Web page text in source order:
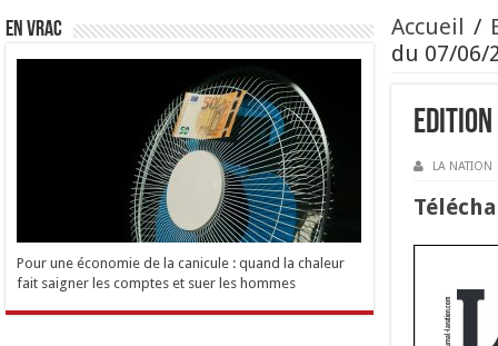
Accueil /
du 07/06/
Edition
LA NATION
Télé
EN VRAC
Pour une économie de la canicule : quand la chaleur
fait saigner les comptes et suer les hommes